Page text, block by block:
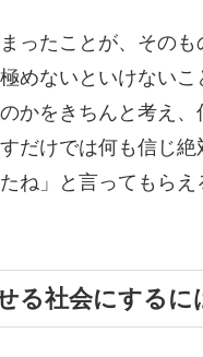
ったことが、その
めないといけない
かをきちんと考え
だけでは何も信じ
ね」と言ってもら
る社会にするに